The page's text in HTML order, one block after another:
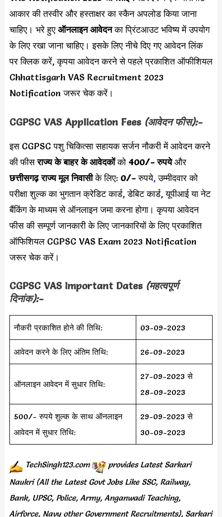
आकार की तस्वीर और हस्ताक्षर का स्कैन अपलोड किया जाना
चाहिए। भरे हुए ऑनलाइन आवेदनका प्रिंटआउट भविष्य में उपयोग
के लिए रखा जाना चाहिए। इसके लिए नीचे दिए गए आवेदन लिंक
पर क्लिक करें, कृपया आवेदन करने से पहले प्रकाशित ऑफीशियल
Chhattisgarh VAS Recruitment 2023
Notification जरूर चेक करें।
CGPSC VAS Application Fees (आवेदन फीस):-
इस CGPSC पशु चिकित्सा सहायक सर्जन नौकरी में आवेदन करने
की फीसराज्य के बाहर के आवेदकोंको 400/- रुपयेऔर
छत्तीसगढ़ राज्य मूल निवासीके लिए:0/-रुपये, उम्मीदवार को
परीक्षा शुल्क का भुगतान क्रेडिट कार्ड, डेबिट कार्ड, यूपीआई या नेट
बैंकिंग के माध्यम से ऑनलाइन जमा करना होगा। कृपया आवेदन
फीस की सम्पूर्ण जानकारी के लिए जानकारियों के लिए प्रकाशित
ऑफिशियल CGPSC VAS Exam 2023 Notification
जरूर चेक करें।
CGPSC VAS Important Dates (महत्वपूर्ण
दिनांक):-
नौकरी प्रकाशित होने की तिथि: 03-09-2023
आवेदन करने के लिए अंतिम तिथि: 26-09-2023
ऑनलाइन आवेदन में सुधार तिथि:
27-09-2023 से
28-09-2023
500/- रुपये शुल्क के साथ ऑनलाइन
आवेदन में सुधार तिथि:
29-09-2023 से
30-09-2023
TechSingh123.com provides Latest Sarkari
Naukri (All the Latest Govt Jobs Like SSC, Railway,
Bank, UPSC, Police, Army, Anganwadi Teaching,
Airforce, Navy other Government Recruitments), Sarkari